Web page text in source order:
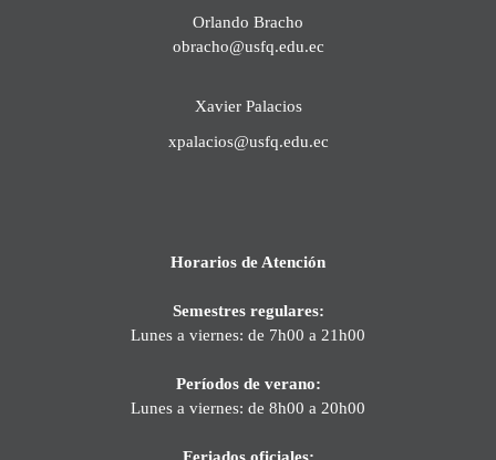
Orlando Bracho
obracho@usfq.edu.ec
Xavier Palacios
xpalacios@usfq.edu.ec
Horarios de Atención
Semestres regulares:
Lunes a viernes: de 7h00 a 21h00
Períodos de verano:
Lunes a viernes: de 8h00 a 20h00
Feriados oficiales: